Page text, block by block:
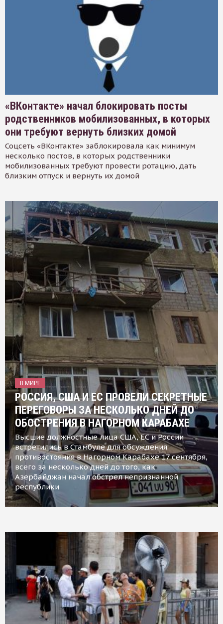
«ВКонтакте» начал блокировать посты
родственников мобилизованных, в которых
они требуют вернуть близких домой
Соцсеть «ВКонтакте» заблокировала как минимум
несколько постов, в которых родственники
мобилизованных требуют провести ротацию, дать
близким отпуск и вернуть их домой
В МИРЕ
РОССИЯ, США И ЕС ПРОВЕЛИ СЕКРЕТНЫЕ
ПЕРЕГОВОРЫ ЗА НЕСКОЛЬКО ДНЕЙ ДО
ОБОСТРЕНИЯ В НАГОРНОМ КАРАБАХЕ
Высшие должностные лица США, ЕС и России
встретились в Стамбуле для обсуждения
противостояния в Нагорном Карабахе 17 сентября,
всего за несколько дней до того, как
Азербайджан начал обстрел непризнанной
республики